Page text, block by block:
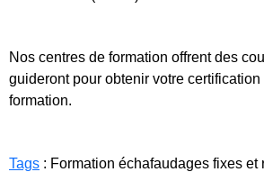
Nos centres de formation offrent des
guideront pour obtenir votre
formation.
Tags : Formation échafaudages fixes